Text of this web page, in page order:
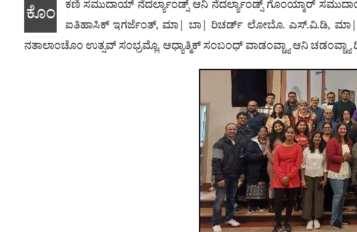
ಕೊಂ
ಕಣಿ ಸಮುದಾಯ್ ನೆದರ್ಲ್ಯಾಂಡ್ಸ್ ಆನಿ ನೆದರ್ಲ್ಯಾಂಡ್ಸ್ ಗೊಂಯ್ಕಾರ್
ಐತಿಹಾಸಿಕ್ ಇಗರ್ಜೆಂತ್, ಮಾ| ಬಾ| ರಿಚರ್ಡ್ ಲೋಬೊ. ಎಸ್.ವಿ.ಡಿ, ಮಾ|
ನತಾಲಾಂಚೊಂ ಉತ್ಸವ್ ಸಂಭ್ರಮ್ಲೊ. ಆಧ್ಯಾತ್ಮಿಕ್ ಸಂಬಂಧ್ ವಾಡಂವ್ಚ್ಯಾ ಆನಿ